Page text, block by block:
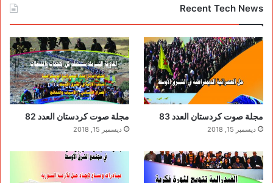
Recent Tech News
مجلة صوت كردستان العدد 83
ديسمبر 15, 2018
مجلة صوت كردستان العدد 82
ديسمبر 15, 2018